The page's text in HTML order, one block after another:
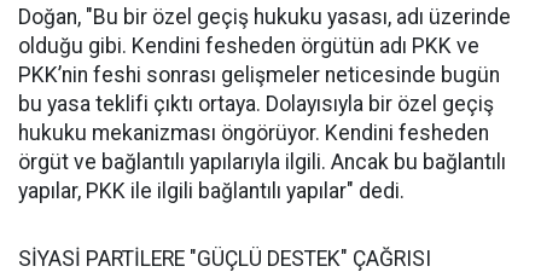
Doğan, "Bu bir özel geçiş hukuku yasası, adı üzerinde
olduğu gibi. Kendini fesheden örgütün adı PKK ve
PKK’nin feshi sonrası gelişmeler neticesinde bugün
bu yasa teklifi çıktı ortaya. Dolayısıyla bir özel geçiş
hukuku mekanizması öngörüyor. Kendini fesheden
örgüt ve bağlantılı yapılarıyla ilgili. Ancak bu bağlantılı
yapılar, PKK ile ilgili bağlantılı yapılar" dedi.
SİYASİ PARTİLERE "GÜÇLÜ DESTEK" ÇAĞRISI